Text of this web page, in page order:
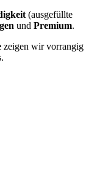
(ausgefüllte
und Premium.
zeigen wir vorrangig